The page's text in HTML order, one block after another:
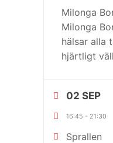
Milonga
Milonga
hälsar alla
hjärtligt
02 SEP
16:45 - 21:30
Sprallen